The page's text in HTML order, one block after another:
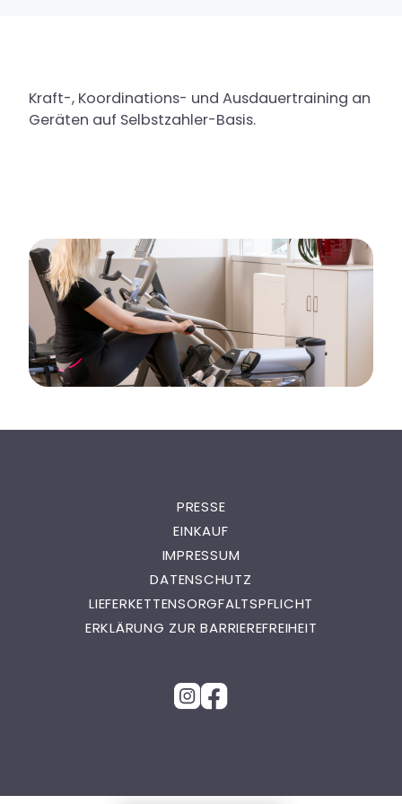
Kraft-, Koordinations- und Ausdauertraining an
Geräten auf Selbstzahler-Basis.
PRESSE
EINKAUF
IMPRESSUM
DATENSCHUTZ
LIEFERKETTENSORGFALTSPFLICHT
ERKLÄRUNG ZUR BARRIEREFREIHEIT